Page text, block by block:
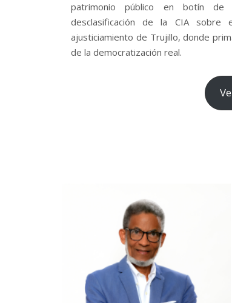
patrimonio público en botín de
desclasificación de la CIA sobre
ajusticiamiento de Trujillo, donde
de la democratización real.